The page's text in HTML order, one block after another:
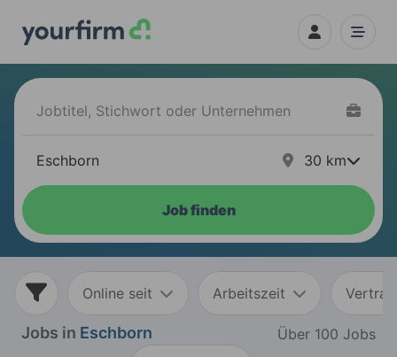
30 km
Job finden
Online seit Arbeitszeit
Jobs in Eschborn
Über 100 Jobs